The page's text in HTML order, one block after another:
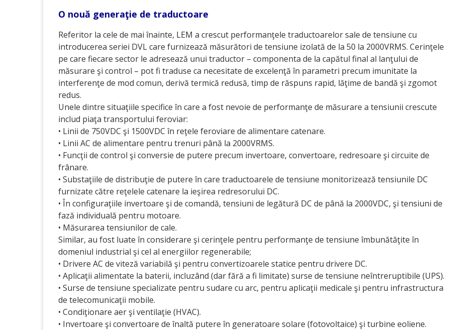
O nouă generaţie de traductoare
Referitor la cele de mai înainte, LEM a crescut performanţele traductoarelor sale de tensiune cu
introducerea seriei DVL care furnizează măsurători de tensiune izolată de la 50 la 2000VRMS. Cerinţele
pe care fiecare sector le adresează unui traductor – componenta de la capătul final al lanţului de
măsurare şi control – pot fi traduse ca necesitate de excelenţă în parametri precum imunitate la
interferenţe de mod comun, derivă termică redusă, timp de răspuns rapid, lăţime de bandă şi zgomot
redus.
Unele dintre situaţiile specifice în care a fost nevoie de performanţe de măsurare a tensiunii crescute
includ piaţa transportului feroviar:
• Linii de 750VDC şi 1500VDC în reţele feroviare de alimentare catenare.
• Linii AC de alimentare pentru trenuri până la 2000VRMS.
• Funcţii de control şi conversie de putere precum invertoare, convertoare, redresoare şi circuite de
frânare.
• Substaţiile de distribuţie de putere în care traductoarele de tensiune monitorizează tensiunile DC
furnizate către reţelele catenare la ieşirea redresorului DC.
• În configuraţiile invertoare şi de comandă, tensiuni de legătură DC de până la 2000VDC, şi tensiuni de
fază individuală pentru motoare.
• Măsurarea tensiunilor de cale.
Similar, au fost luate în considerare şi cerinţele pentru performanţe de tensiune îmbunătăţite în
domeniul industrial şi cel al energiilor regenerabile;
• Drivere AC de viteză variabilă şi pentru convertizoarele statice pentru drivere DC.
• Aplicaţii alimentate la baterii, incluzând (dar fără a fi limitate) surse de tensiune neîntreruptibile (UPS).
• Surse de tensiune specializate pentru sudare cu arc, pentru aplicaţii medicale şi pentru infrastructura
de telecomunicaţii mobile.
• Condiţionare aer şi ventilaţie (HVAC).
• Invertoare şi convertoare de înaltă putere în generatoare solare (fotovoltaice) şi turbine eoliene.